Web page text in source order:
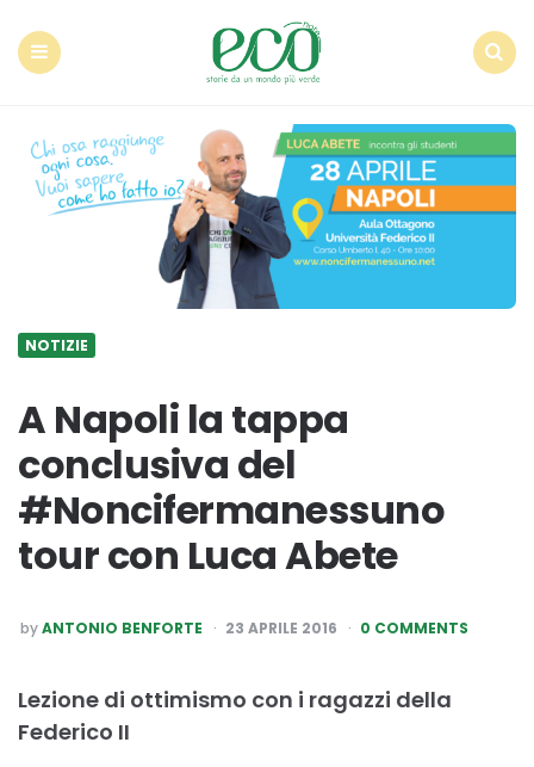
NOTIZIE
A Napoli la tappa
conclusiva del
#Noncifermanessuno
tour con Luca Abete
POSTED
BY
byANTONIO BENFORTE 23 APRILE 2016 0 COMMENTS
Lezione di ottimismo con i ragazzi della
Federico II